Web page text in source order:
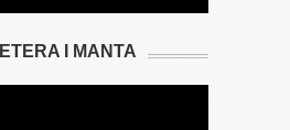
I MANTA